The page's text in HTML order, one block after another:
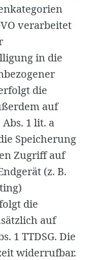
verarbeitet
in die
die
auf
1 lit. a
Speicherung
Zugriff auf
(z. B.
die
auf
1 TTDSG. Die
widerrufbar.